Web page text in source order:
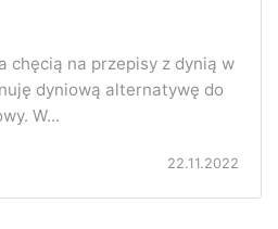
chęcią na przepisy z dynią w
dyniową alternatywę do
W...
22.11.2022